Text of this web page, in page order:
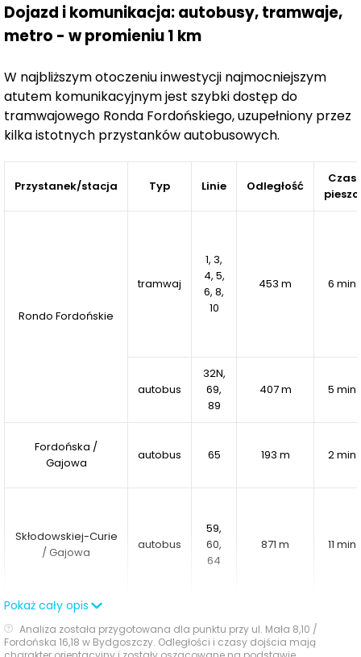
Dla podniesienia komfortu mieszkańców, osiedle
zostało wyposażone w szereg udogodnień
drzwi antywłamaniowe o podwyższonej izolacyjności
akustycznej,
podwyższone ogrodzenia ogródków o wysokości co
najmniej 1,5 metra,
przestronne windy o cichej pracy, mieszczące min. 10
osób,
system wentylacji mechanicznej z nawiewnikami
Dojazd i komunikacja: autobusy, tramwaje,
metro - w promieniu 1 km
W najbliższym otoczeniu inwestycji najmocniejszym
atutem komunikacyjnym jest szybki dostęp do
tramwajowego Ronda Fordońskiego, uzupełniony przez
kilka istotnych przystanków autobusowych.
Przystanek/stacja Typ Linie Odległość
Czas
pieszo
Rondo Fordońskie
tramwaj
1, 3,
4, 5,
6, 8,
10
453 m 6 min
autobus
32N,
69,
89
407 m 5 min
Fordońska /
Gajowa
autobus 65 193 m 2 min
Skłodowskiej-Curie
/ Gajowa
autobus
59,
60,
64
871 m 11 min
Rondo Toruńskie autobus
36N,
908 m
Pokaż cały opis
Analiza została przygotowana dla punktu przy ul. Mała 8,10 /
Fordońska 16,18 w Bydgoszczy. Odległości i czasy dojścia mają